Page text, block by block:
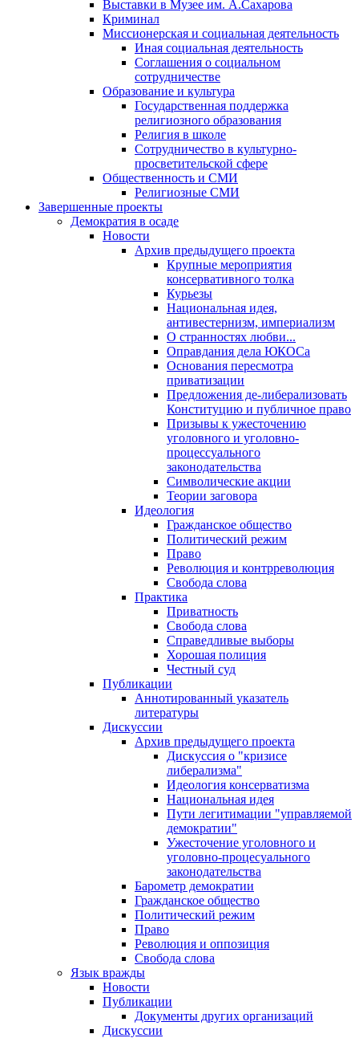
Выставки в Музее им. А.Сахарова
Криминал
Миссионерская и социальная деятельность
Иная социальная деятельность
Соглашения о социальном
сотрудничестве
Образование и культура
Государственная поддержка
религиозного образования
Религия в школе
Сотрудничество в культурно-
просветительской сфере
Общественность и СМИ
Религиозные СМИ
Завершенные проекты
Демократия в осаде
Новости
Архив предыдущего проекта
Крупные мероприятия
консервативного толка
Курьезы
Национальная идея,
антивестернизм, империализм
О странностях любви...
Оправдания дела ЮКОСа
Основания пересмотра
приватизации
Предложения де-либерализовать
Конституцию и публичное право
Призывы к ужесточению
уголовного и уголовно-
процессуального
законодательства
Символические акции
Теории заговора
Идеология
Гражданское общество
Политический режим
Право
Революция и контрреволюция
Свобода слова
Практика
Приватность
Свобода слова
Справедливые выборы
Хорошая полиция
Честный суд
Публикации
Аннотированный указатель
литературы
Дискуссии
Архив предыдущего проекта
Дискуссия о "кризисе
либерализма"
Идеология консерватизма
Национальная идея
Пути легитимации "управляемой
демократии"
Ужесточение уголовного и
уголовно-процесуального
законодательства
Барометр демократии
Гражданское общество
Политический режим
Право
Революция и оппозиция
Свобода слова
Язык вражды
Новости
Публикации
Документы других организаций
Дискуссии